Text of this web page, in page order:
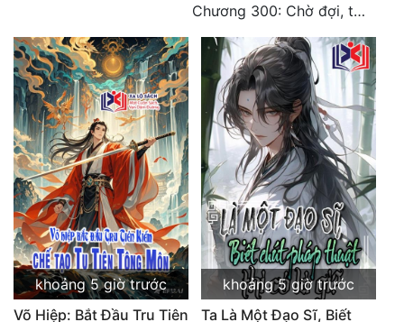
Cẩu Đạo Trường Sinh
Ngự Thú
Truyện Nam
Truyện Nữ
Vô Địch Lưu
Xây Dựng Thế Lực
Đam Mỹ
Chương 300: Chờ đợi, thời khắc truy sát đến gần.
khoảng 5 giờ trước
Võ Hiệp: Bắt Đầu Tru Tiên
khoảng 5 giờ trước
Ta Là Một Đạo Sĩ, Biết